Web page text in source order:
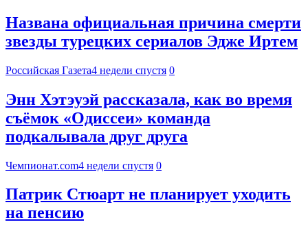
Названа официальная причина смерти
звезды турецких сериалов Эдже Иртем
Российская Газета4 недели спустя 0
Энн Хэтэуэй рассказала, как во время
съёмок «Одиссеи» команда
подкалывала друг друга
Чемпионат.com4 недели спустя 0
Патрик Стюарт не планирует уходить
на пенсию